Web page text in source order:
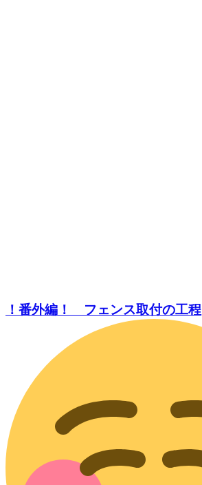
！番外編！ フェンス取付の工程